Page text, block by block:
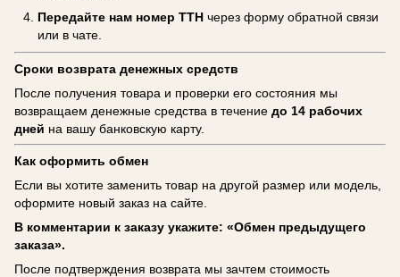
Передайте нам номер ТТН через форму обратной связи
или в чате.
Сроки возврата денежных средств
После получения товара и проверки его состояния мы
возвращаем денежные средства в течение до 14 рабочих
дней на вашу банковскую карту.
Как оформить обмен
Если вы хотите заменить товар на другой размер или модель,
оформите новый заказ на сайте.
В комментарии к заказу укажите: «Обмен предыдущего
заказа».
После подтверждения возврата мы зачтем стоимость